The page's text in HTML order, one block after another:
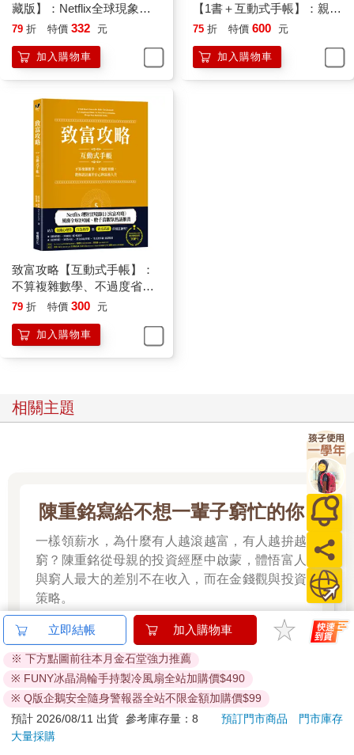
藏版】：Netflix全球現象級
理財實境秀原著，百萬人實
教你變成有錢人
79 折 特價 332 元
加入購物車
【1書＋互動式手帳】：親手
設計你的富裕人生（Netflix
著）
75 折 特價 600 元
加入購物車
致富攻略【互動式手帳】：
不算複雜數學、不過度省
錢，教你設計屬於自己的富
理財實境節目指定工具）
79 折 特價 300 元
加入購物車
相關主題
陳重銘寫給不想一輩子窮忙的你
一樣領薪水，為什麼有人越滾越富，有人越拚越
窮？陳重銘從母親的投資經歷中啟蒙，體悟富人
與窮人最大的差別不在收入，而在金錢觀與投資
策略。
看更多
立即結帳 加入購物車
※ 下方點圖前往本月金石堂強力推薦
※ FUNY冰晶渦輪手持製冷風扇全站加購價$490
※ Q版企鵝安全隨身警報器全站不限金額加購價$99
預計 2026/08/11 出貨 參考庫存量：8 預訂門市商品
門市庫存
大量採購